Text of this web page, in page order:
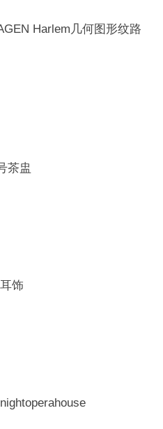
Harlem几何图形纹路
茶盅
饰